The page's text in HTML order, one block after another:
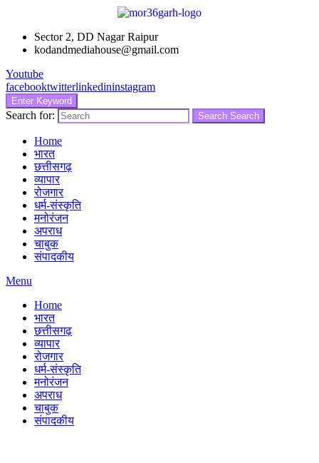
Sector 2, DD Nagar Raipur
kodandmediahouse@gmail.com
Youtube
facebooktwitterlinkedininstagram
Enter Keyword
Search for: Search Search
Home
भारत
छत्तीसगढ़
व्यापार
रोजगार
धर्म-संस्कृति
मनोरंजन
अपराध
चाबुक
संपादकीय
Menu
Home
भारत
छत्तीसगढ़
व्यापार
रोजगार
धर्म-संस्कृति
मनोरंजन
अपराध
चाबुक
संपादकीय